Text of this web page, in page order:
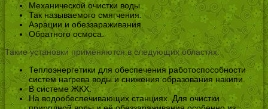
Механической очистки воды.
Так называемого смягчения.
Аэрации и обеззараживания.
Обратного осмоса.
Такие установки применяются в следующих областях:
Теплоэнергетики для обеспечения работоспособности
систем нагрева воды и снижения образования накипи.
В системе ЖКХ.
На водообеспечивающих станциях. Для очистки